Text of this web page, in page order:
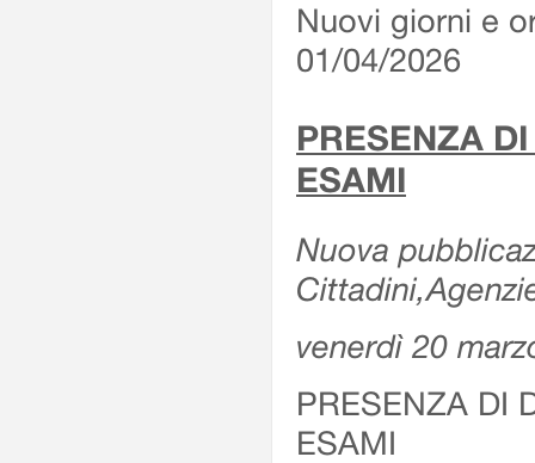
Nuovi giorni e
01/04/2026
PRESENZA
ESAMI
Nuova
venerdì 20
PRESENZA DI
ESAMI